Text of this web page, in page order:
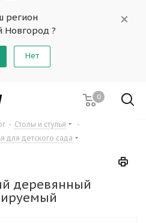
регион
Новгород ?
Нет
0
- Столы и стулья
-
для детского сада
деревянный